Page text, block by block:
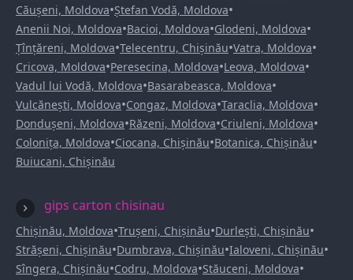
Căușeni, Moldova•Ștefan Vodă, Moldova•
Anenii Noi, Moldova•Bacioi, Moldova•Glodeni, Moldova•
Țînțăreni, Moldova•Telecentru, Chișinău•Vatra, Moldova•
Cricova, Moldova•Peresecina, Moldova•Leova, Moldova•
Vadul lui Vodă, Moldova•Basarabeasca, Moldova•
Vulcănești, Moldova•Congaz, Moldova•Taraclia, Moldova•
Dondușeni, Moldova•Răzeni, Moldova•Criuleni, Moldova•
Colonița, Moldova•Ciocana, Chișinău•Botanica, Chișinău•
Buiucani, Chișinău
gips carton chisinau
Chișinău, Moldova•Trușeni, Chișinău•Durlești, Chișinău•
Strășeni, Chișinău•Dumbrava, Chișinău•Ialoveni, Chișinău•
Sîngera, Chișinău•Codru, Moldova•Stăuceni, Moldova•